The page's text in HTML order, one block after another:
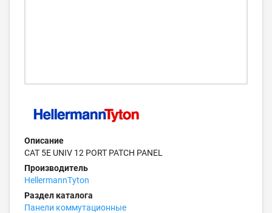
Описание
CAT 5E UNIV 12 PORT PATCH PANEL
Производитель
HellermannTyton
Раздел каталога
Панели коммутационные